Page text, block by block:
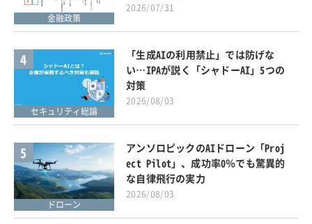
金融政策
2026/07/31
4
セキュリティ総論
「生成AIの利用禁止」では防げな
い…IPAが説く「シャドーAI」5つの
対策
2026/08/03
5
ドローン
アンソロピックのAIドローン「Proj
ect Pilot」、成功率0％でも驚異的
な自律飛行の実力
2026/08/03